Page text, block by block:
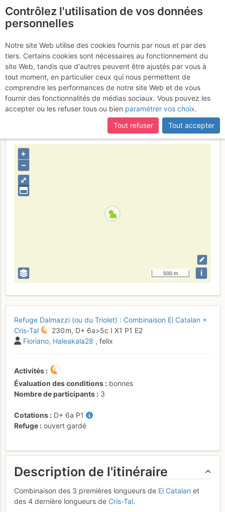
Refuge Dalmazzi /
Refuge du Triolet :
Combinaison El Catalan +
Cris-Tal
Samedi 1 juillet 2017
Mont-Blanc Vallée d'Aoste
⤢
+
–
500 m i
Refuge Dalmazzi (ou du Triolet) : Combinaison El Catalan +
Cris-Tal
230 m, D+ 6a>5c I X1 P1 E2
Floriano Haleakala28 , felix
Activités
Évaluation des conditions
bonnes
Nombre de participants
3
Cotations D+ 6a P1
Refuge
ouvert gardé
Description de l'itinéraire
Combinaison des 3 premières longueurs de El Catalan et
des 4 dernière longueurs de Cris-Tal.
Contrôlez l'utilisation de vos données
personnelles
Notre site Web utilise des cookies fournis par nous et par des
tiers. Certains cookies sont nécessaires au fonctionnement du
site Web, tandis que d'autres peuvent être ajustés par vous à
tout moment, en particulier ceux qui nous permettent de
comprendre les performances de notre site Web et de vous
fournir des fonctionnalités de médias sociaux. Vous pouvez les
accepter ou les refuser tous ou bien paramétrer vos choix.
Tout refuser
Tout accepter